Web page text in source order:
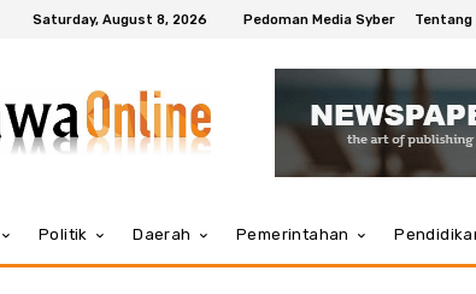
Saturday, August 8, 2026 Pedoman Media Syber Tentang
Politik Daerah Pemerintahan